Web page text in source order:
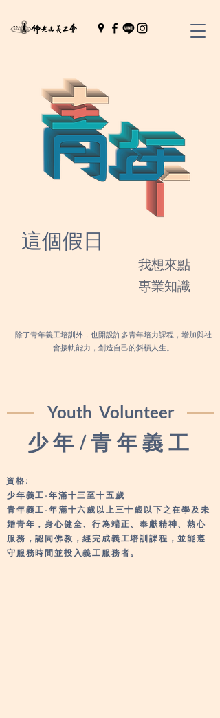
這個假日
​​我想來點
專業知識
除了青年義工培訓外，也開設許多青年培力課程，增加與社
會接軌能力，創造自己的斜槓人生。
Youth Volunteer
少年/青年義工
資格:
少年義工-年滿十三至十五歲
青年義工-年滿十六歲以上三十歲以下之在學及未
婚青年，身心健全、行為端正、奉獻精神、熱心
服務，認同佛教，經完成義工培訓課程，並能遵
守服務時間並投入義工服務者。